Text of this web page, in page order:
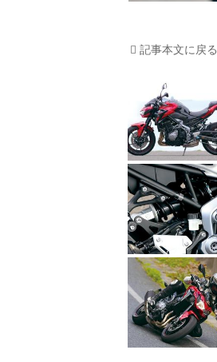
記事本文に戻る